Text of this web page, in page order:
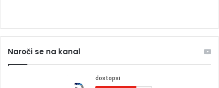
Naroči se na kanal